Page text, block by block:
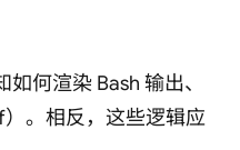
何渲染 Bash 输出、
。相反，这些逻辑应